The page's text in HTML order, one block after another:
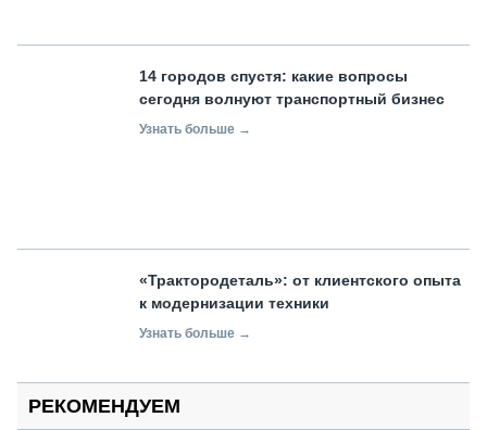
14 городов спустя: какие вопросы
сегодня волнуют транспортный бизнес
Узнать больше →
«Трактородеталь»: от клиентского опыта
к модернизации техники
Узнать больше →
РЕКОМЕНДУЕМ